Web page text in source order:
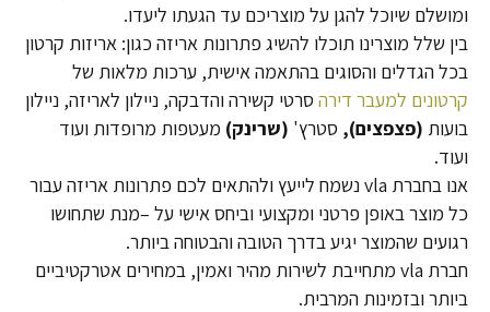
ומושלם שיוכל להגן על מוצריכם עד הגעתו ליעדו.
בין שלל מוצרינו תוכלו להשיג פתרונות אריזה כגון: אריזות קרטון
בכל הגדלים והסוגים בהתאמה אישית, ערכות מלאות של
קרטונים למעבר דירה סרטי קשירה והדבקה, ניילון לאריזה, ניילון
בועות (פצפצים), סטרץ' (שרינק) מעטפות מרופדות ועוד
ועוד.
אנו בחברת vla נשמח לייעץ ולהתאים לכם פתרונות אריזה עבור
כל מוצר באופן פרטני ומקצועי וביחס אישי על –מנת שתחושו
רגועים שהמוצר יגיע בדרך הטובה והבטוחה ביותר.
חברת vla מתחייבת לשירות מהיר ואמין, במחירים אטרקטיביים
ביותר ובזמינות המרבית.